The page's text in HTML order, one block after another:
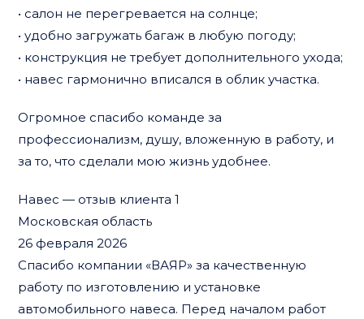
• салон не перегревается на солнце;
• удобно загружать багаж в любую погоду;
• конструкция не требует дополнительного ухода;
• навес гармонично вписался в облик участка.
Огромное спасибо команде за
профессионализм, душу, вложенную в работу, и
за то, что сделали мою жизнь удобнее.
Навес — отзыв клиента 1
Московская область
26 февраля 2026
Спасибо компании «ВАЯР» за качественную
работу по изготовлению и установке
автомобильного навеса. Перед началом работ